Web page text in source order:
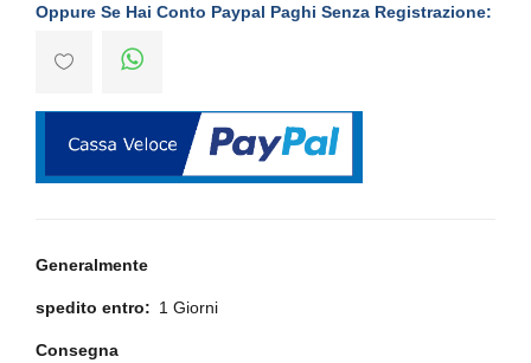
Oppure Se Hai Conto Paypal Paghi Senza Registrazione:
Generalmente
spedito entro: 1 Giorni
Consegna